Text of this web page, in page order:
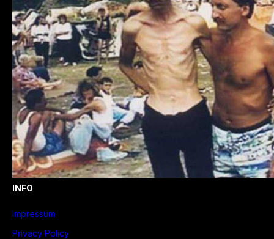
INFO
Impressum
Privacy Policy